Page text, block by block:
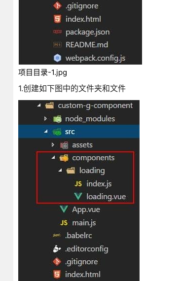
项目目录-1.jpg
1.创建如下图中的文件夹和文件